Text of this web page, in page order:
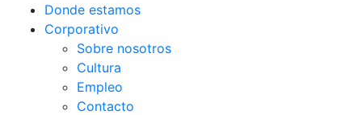
Donde estamos
Corporativo
Sobre nosotros
Cultura
Empleo
Contacto